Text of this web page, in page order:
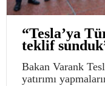
“Tesla’ya
teklif
Bakan Varank
yatırımı